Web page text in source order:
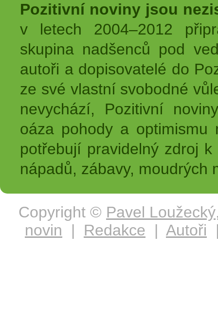
Pozitivní noviny jsou
v letech 2004–2012
skupina nadšenců pod
autoři a dopisovatelé do
ze své vlastní svobodné
nevychází, Pozitivní
oáza pohody a
potřebují pravidelný zdroj
nápadů, zábavy, moudrých
Copyright © Pavel Loužecký
novin | Redakce | Autoři